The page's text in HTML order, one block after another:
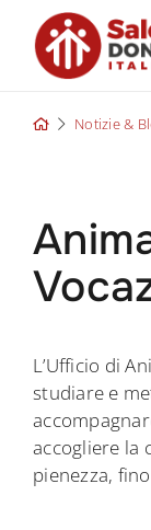
content
Notizie &
L’Ufficio di
studiare e
accogliere la
pienezza,